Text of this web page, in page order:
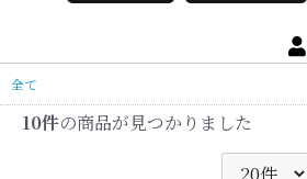
全て
10件の商品が見つかりました